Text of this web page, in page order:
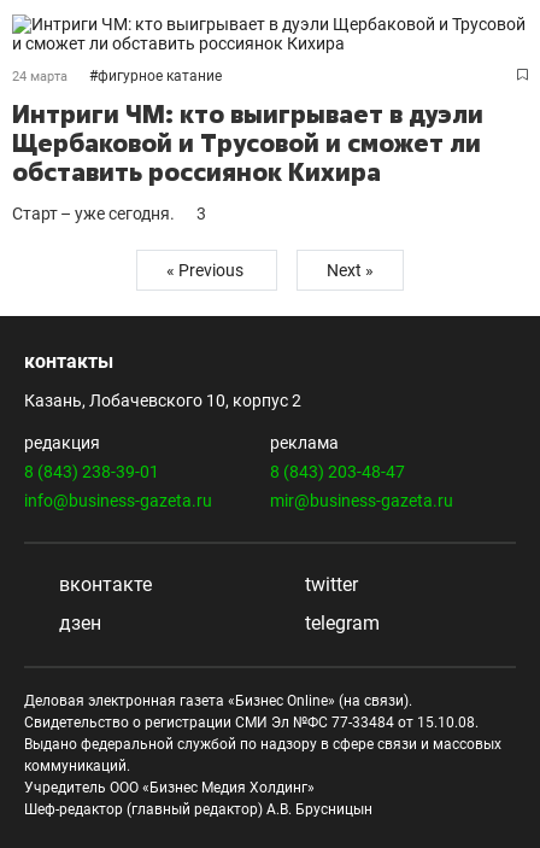
24 марта #фигурное катание
Интриги ЧМ: кто выигрывает в дуэли
Щербаковой и Трусовой и сможет ли
обставить россиянок Кихира
Старт – уже сегодня. 3
« Previous Next »
контакты
Казань, Лобачевского 10, корпус 2
редакция
8 (843) 238-39-01
info@business-gazeta.ru
реклама
8 (843) 203-48-47
mir@business-gazeta.ru
вконтакте
twitter
дзен
telegram
Деловая электронная газета «Бизнес Online» (на связи).
Свидетельство о регистрации СМИ Эл №ФС 77-33484 от 15.10.08.
Выдано федеральной службой по надзору в сфере связи и массовых
коммуникаций.
Учредитель ООО «Бизнес Медия Холдинг»
Шеф-редактор (главный редактор) А.В. Брусницын